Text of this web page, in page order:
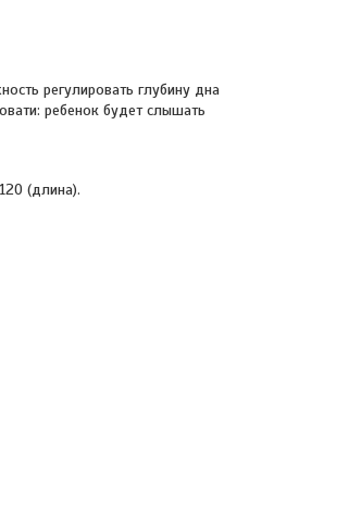
регулировать глубину дна
ребенок будет слышать
(длина).